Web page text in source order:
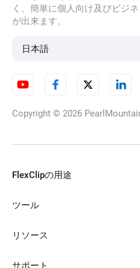
AIキャラク
く、簡単に個人向け及びビジ
が出来ます。
日本語
Copyright © 2026
FlexClipの用途
ツール
リソース
サポート